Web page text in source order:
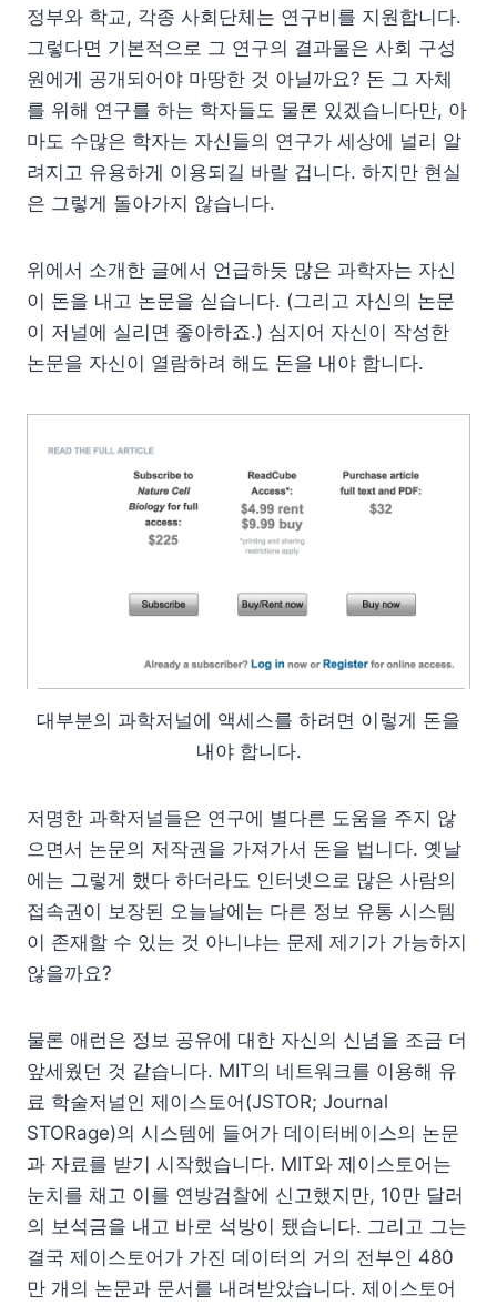
정부와 학교, 각종 사회단체는 연구비를 지원합니다.
그렇다면 기본적으로 그 연구의 결과물은 사회 구성
원에게 공개되어야 마땅한 것 아닐까요? 돈 그 자체
를 위해 연구를 하는 학자들도 물론 있겠습니다만, 아
마도 수많은 학자는 자신들의 연구가 세상에 널리 알
려지고 유용하게 이용되길 바랄 겁니다. 하지만 현실
은 그렇게 돌아가지 않습니다.
위에서 소개한 글에서 언급하듯 많은 과학자는 자신
이 돈을 내고 논문을 싣습니다. (그리고 자신의 논문
이 저널에 실리면 좋아하죠.) 심지어 자신이 작성한
논문을 자신이 열람하려 해도 돈을 내야 합니다.
대부분의 과학저널에 액세스를 하려면 이렇게 돈을
내야 합니다.
저명한 과학저널들은 연구에 별다른 도움을 주지 않
으면서 논문의 저작권을 가져가서 돈을 법니다. 옛날
에는 그렇게 했다 하더라도 인터넷으로 많은 사람의
접속권이 보장된 오늘날에는 다른 정보 유통 시스템
이 존재할 수 있는 것 아니냐는 문제 제기가 가능하지
않을까요?
물론 애런은 정보 공유에 대한 자신의 신념을 조금 더
앞세웠던 것 같습니다. MIT의 네트워크를 이용해 유
료 학술저널인 제이스토어(JSTOR; Journal
STORage)의 시스템에 들어가 데이터베이스의 논문
과 자료를 받기 시작했습니다. MIT와 제이스토어는
눈치를 채고 이를 연방검찰에 신고했지만, 10만 달러
의 보석금을 내고 바로 석방이 됐습니다. 그리고 그는
결국 제이스토어가 가진 데이터의 거의 전부인 480
만 개의 논문과 문서를 내려받았습니다. 제이스토어